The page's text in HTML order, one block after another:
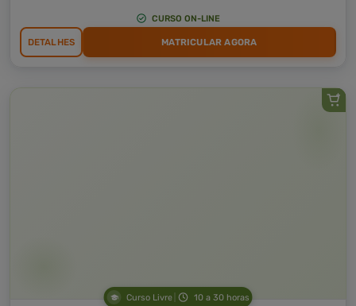
CURSO ON-LINE
DETALHES MATRICULAR AGORA
Curso Livre 10 a 30 horas